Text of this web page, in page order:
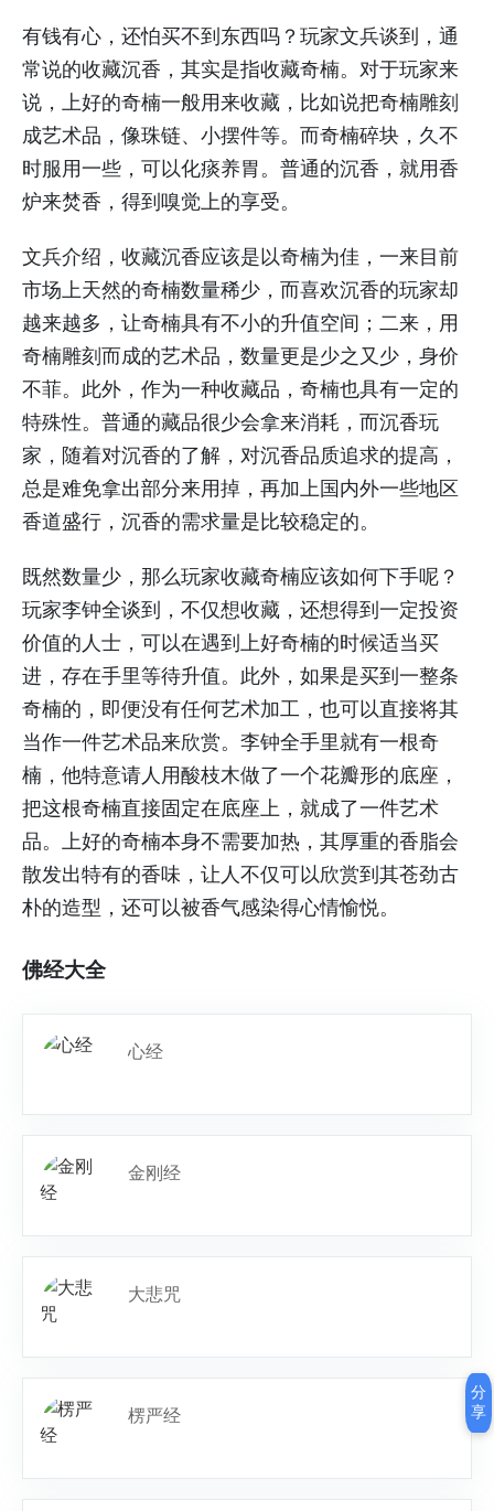
有钱有心，还怕买不到东西吗？玩家文兵谈到，通
常说的收藏沉香，其实是指收藏奇楠。对于玩家来
说，上好的奇楠一般用来收藏，比如说把奇楠雕刻
成艺术品，像珠链、小摆件等。而奇楠碎块，久不
时服用一些，可以化痰养胃。普通的沉香，就用香
炉来焚香，得到嗅觉上的享受。
文兵介绍，收藏沉香应该是以奇楠为佳，一来目前
市场上天然的奇楠数量稀少，而喜欢沉香的玩家却
越来越多，让奇楠具有不小的升值空间；二来，用
奇楠雕刻而成的艺术品，数量更是少之又少，身价
不菲。此外，作为一种收藏品，奇楠也具有一定的
特殊性。普通的藏品很少会拿来消耗，而沉香玩
家，随着对沉香的了解，对沉香品质追求的提高，
总是难免拿出部分来用掉，再加上国内外一些地区
香道盛行，沉香的需求量是比较稳定的。
既然数量少，那么玩家收藏奇楠应该如何下手呢？
玩家李钟全谈到，不仅想收藏，还想得到一定投资
价值的人士，可以在遇到上好奇楠的时候适当买
进，存在手里等待升值。此外，如果是买到一整条
奇楠的，即便没有任何艺术加工，也可以直接将其
当作一件艺术品来欣赏。李钟全手里就有一根奇
楠，他特意请人用酸枝木做了一个花瓣形的底座，
把这根奇楠直接固定在底座上，就成了一件艺术
品。上好的奇楠本身不需要加热，其厚重的香脂会
散发出特有的香味，让人不仅可以欣赏到其苍劲古
朴的造型，还可以被香气感染得心情愉悦。
佛经大全
心经
金刚经
大悲咒
楞严经
分
享